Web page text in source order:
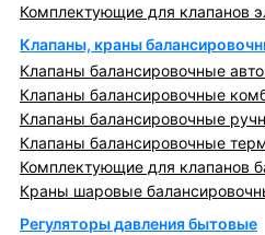
Комплектующие для клапанов
Клапаны, краны
Клапаны балансировочные
Клапаны балансировочные
Клапаны балансировочные
Клапаны балансировочные
Комплектующие для клапанов
Краны шаровые
Регуляторы давления бытовые